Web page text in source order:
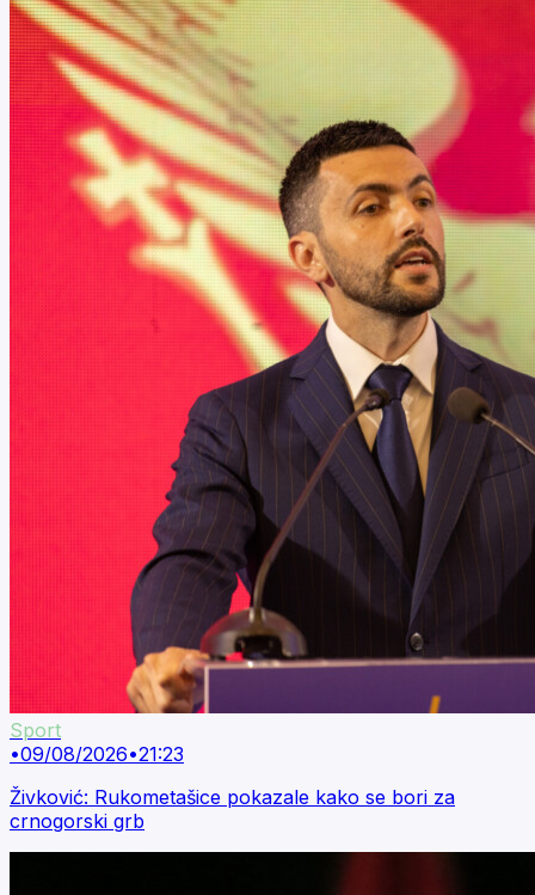
Sport
•09/08/2026•21:23
Živković: Rukometašice pokazale kako se bori za
crnogorski grb